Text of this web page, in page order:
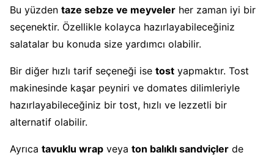
Bu yüzden taze sebze ve meyveler her zaman iyi bir
seçenektir. Özellikle kolayca hazırlayabileceğiniz
salatalar bu konuda size yardımcı olabilir.
Bir diğer hızlı tarif seçeneği ise tost yapmaktır. Tost
makinesinde kaşar peyniri ve domates dilimleriyle
hazırlayabileceğiniz bir tost, hızlı ve lezzetli bir
alternatif olabilir.
Ayrıca tavuklu wrap veya ton balıklı sandviçler de